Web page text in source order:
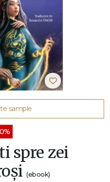
sample
spre zei
(ebook)